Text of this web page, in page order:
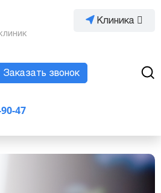
Клиника
Заказать звонок
47